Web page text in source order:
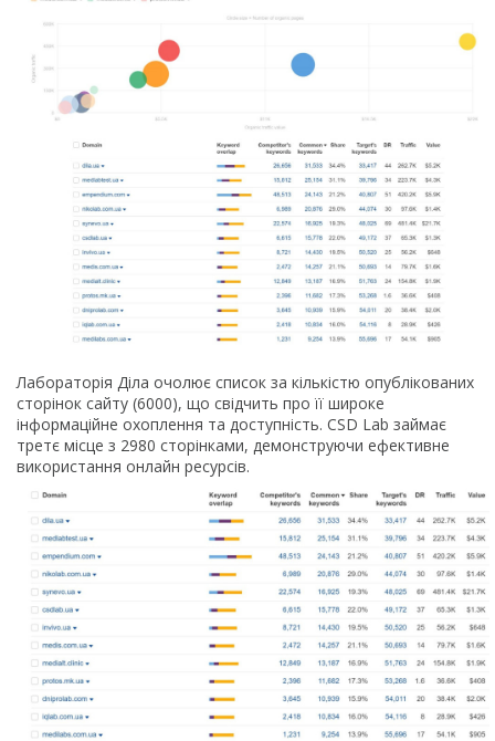
Лабораторія Діла очолює список за кількістю опублікованих
сторінок сайту (6000), що свідчить про її широке
інформаційне охоплення та доступність. CSD Lab займає
третє місце з 2980 сторінками, демонструючи ефективне
використання онлайн ресурсів.